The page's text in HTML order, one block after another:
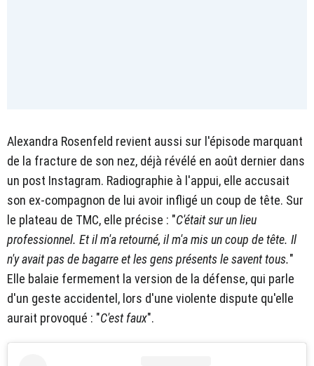
Alexandra Rosenfeld revient aussi sur l'épisode marquant
de la fracture de son nez, déjà révélé en août dernier dans
un post Instagram. Radiographie à l'appui, elle accusait
son ex-compagnon de lui avoir infligé un coup de tête. Sur
le plateau de TMC, elle précise : "C'était sur un lieu
professionnel. Et il m'a retourné, il m'a mis un coup de tête. Il
n'y avait pas de bagarre et les gens présents le savent tous."
Elle balaie fermement la version de la défense, qui parle
d'un geste accidentel, lors d'une violente dispute qu'elle
aurait provoqué : "C'est faux".